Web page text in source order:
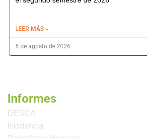
LEER MÁS »
6 de agosto de 2026
Informes
DESCA
Incidencia